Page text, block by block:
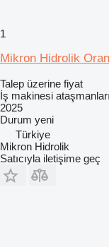
1
Mikron Hidrolik
Talep üzerine fiyat
İş makinesi
2025
Durum yeni
Türkiye
Mikron Hidrolik
Satıcıyla iletişime geç